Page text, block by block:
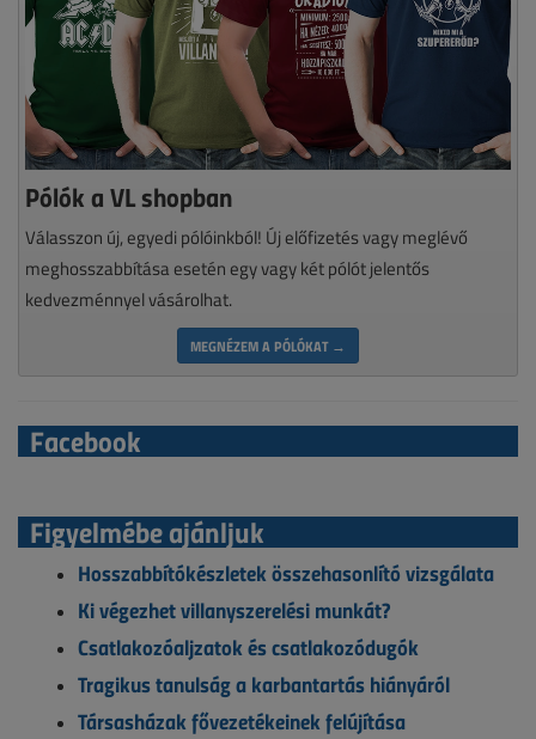
Pólók a VL shopban
Válasszon új, egyedi pólóinkból! Új előfizetés vagy meglévő
meghosszabbítása esetén egy vagy két pólót jelentős
kedvezménnyel vásárolhat.
MEGNÉZEM A PÓLÓKAT →
Facebook
Figyelmébe ajánljuk
Hosszabbítókészletek összehasonlító vizsgálata
Ki végezhet villanyszerelési munkát?
Csatlakozóaljzatok és csatlakozódugók
Tragikus tanulság a karbantartás hiányáról
Társasházak fővezetékeinek felújítása